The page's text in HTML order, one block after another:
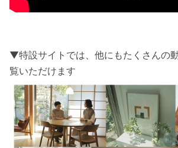
▼特設サイトでは、他にもたくさんの
覧いただけます